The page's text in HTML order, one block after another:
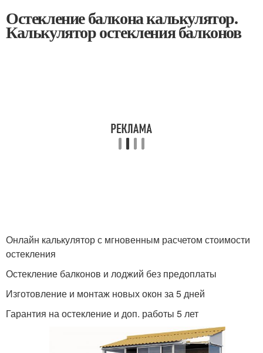
Остекление балкона калькулятор.
Калькулятор остекления балконов
Онлайн калькулятор с мгновенным расчетом стоимости
остекления
Остекление балконов и лоджий без предоплаты
Изготовление и монтаж новых окон за 5 дней
Гарантия на остекление и доп. работы 5 лет